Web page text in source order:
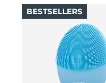
BESTSELLERS